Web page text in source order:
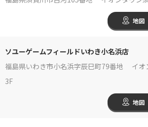
地図
ソユーゲームフィールドいわき小名浜店
福島県いわき市小名浜字辰巳町79番地 イオ
3F
地図